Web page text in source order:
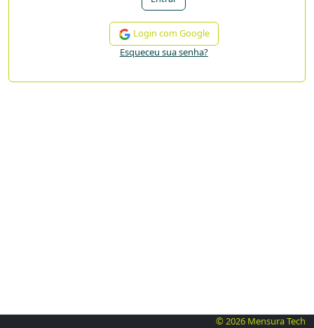
Login com Google
Esqueceu sua senha?
© 2026 Mensura Tech